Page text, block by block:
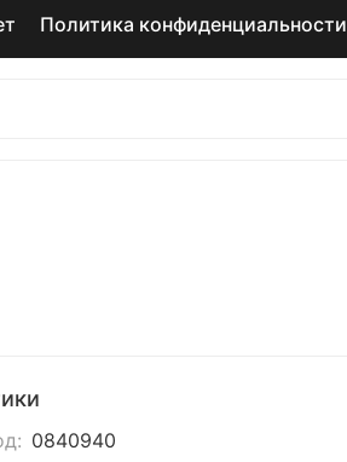
Политика конфиденциальности
0840940